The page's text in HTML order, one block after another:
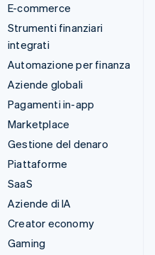
E-commerce
Strumenti finanziari
integrati
Automazione per finanza
Aziende globali
Pagamenti in-app
Marketplace
Gestione del denaro
Piattaforme
SaaS
Aziende di IA
Creator economy
Gaming